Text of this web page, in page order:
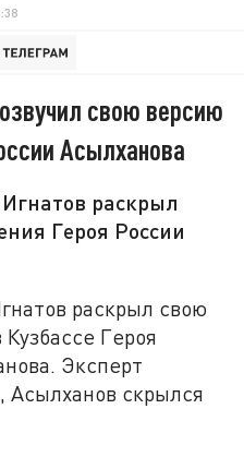
свою версию
Асылханова
раскрыл
Героя России
раскрыл свою
Героя
Эксперт
Асылханов скрылся